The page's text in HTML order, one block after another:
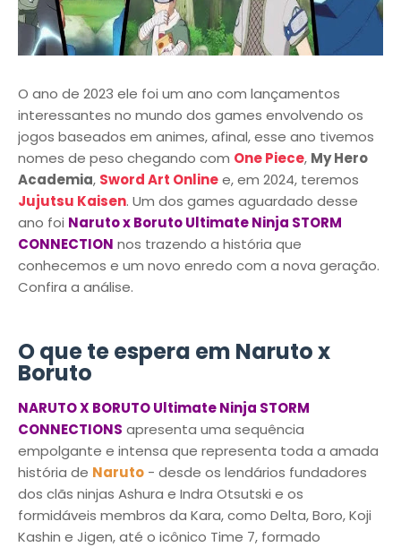
O ano de 2023 ele foi um ano com lançamentos
interessantes no mundo dos games envolvendo os
jogos baseados em animes, afinal, esse ano tivemos
nomes de peso chegando com One Piece, My Hero
Academia, Sword Art Onlinee, em 2024, teremos
Jujutsu Kaisen. Um dos games aguardado desse
ano foi Naruto x Boruto Ultimate Ninja STORM
CONNECTION nos trazendo a história que
conhecemos e um novo enredo com a nova geração.
Confira a análise.
O que te espera em Naruto x
Boruto
NARUTO X BORUTO Ultimate Ninja STORM
CONNECTIONS apresenta uma sequência
empolgante e intensa que representa toda a amada
história de Naruto - desde os lendários fundadores
dos clãs ninjas Ashura e Indra Otsutski e os
formidáveis membros da Kara, como Delta, Boro, Koji
Kashin e Jigen, até o icônico Time 7, formado